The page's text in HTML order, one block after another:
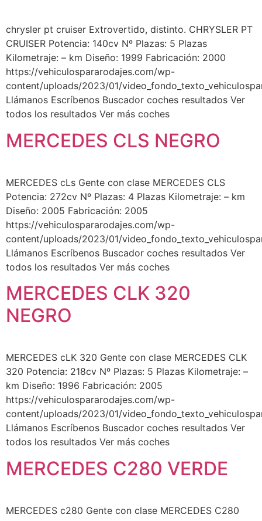
chrysler pt cruiser Extrovertido, distinto. CHRYSLER PT
CRUISER Potencia: 140cv Nº Plazas: 5 Plazas
Kilometraje: – km Diseño: 1999 Fabricación: 2000
https://vehiculospararodajes.com/wp-
content/uploads/2023/01/
Llámanos Escríbenos Buscador coches resultados Ver
todos los resultados Ver más coches
MERCEDES CLS NEGRO
MERCEDES cLs Gente con clase MERCEDES CLS
Potencia: 272cv Nº Plazas: 4 Plazas Kilometraje: – km
Diseño: 2005 Fabricación: 2005
https://vehiculospararodajes.com/wp-
content/uploads/2023/01/
Llámanos Escríbenos Buscador coches resultados Ver
todos los resultados Ver más coches
MERCEDES CLK 320
NEGRO
MERCEDES cLK 320 Gente con clase MERCEDES CLK
320 Potencia: 218cv Nº Plazas: 5 Plazas Kilometraje: –
km Diseño: 1996 Fabricación: 2005
https://vehiculospararodajes.com/wp-
content/uploads/2023/01/
Llámanos Escríbenos Buscador coches resultados Ver
todos los resultados Ver más coches
MERCEDES C280 VERDE
MERCEDES c280 Gente con clase MERCEDES C280